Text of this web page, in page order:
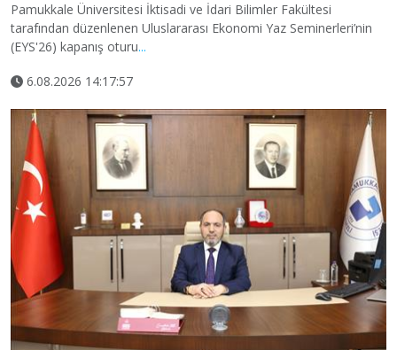
Pamukkale Üniversitesi İktisadi ve İdari Bilimler Fakültesi
tarafından düzenlenen Uluslararası Ekonomi Yaz Seminerleri’nin
(EYS'26) kapanış oturu...
6.08.2026 14:17:57